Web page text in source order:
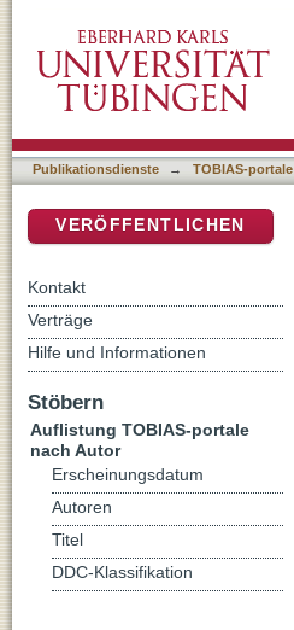
Publikationsdienste → TOBIAS-portale
VERÖFFENTLICHEN
Kontakt
Verträge
Hilfe und Informationen
Stöbern
Auflistung TOBIAS-portale
nach Autor
Erscheinungsdatum
Autoren
Titel
DDC-Klassifikation